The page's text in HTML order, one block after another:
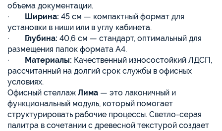
объема документации.
· Ширина: 45 см — компактный формат для
установки в ниши или в углу кабинета.
· Глубина: 40,6 см — стандарт, оптимальный для
размещения папок формата А4.
· Материалы: Качественный износостойкий ЛДСП,
рассчитанный на долгий срок службы в офисных
условиях.
Офисный стеллаж Лима — это лаконичный и
функциональный модуль, который помогает
структурировать рабочие процессы. Светло-серая
палитра в сочетании с древесной текстурой создает